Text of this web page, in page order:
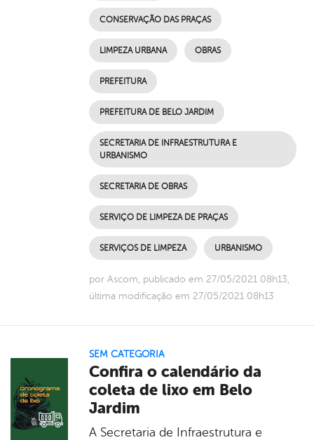
CONSERVAÇÃO DAS PRAÇAS
LIMPEZA URBANA OBRAS
PREFEITURA
PREFEITURA DE BELO JARDIM
SECRETARIA DE INFRAESTRUTURA E
URBANISMO
SECRETARIA DE OBRAS
SERVIÇO DE LIMPEZA DE PRAÇAS
SERVIÇOS DE LIMPEZA URBANISMO
por Ascom, publicado em 27/05/2021 08h13,
última modificação em 27/05/2021 08h13
SEM CATEGORIA
Confira o calendário da
coleta de lixo em Belo
Jardim
A Secretaria de Infraestrutura e